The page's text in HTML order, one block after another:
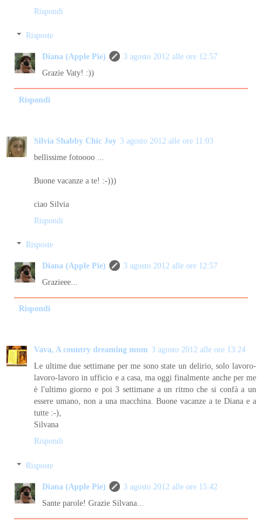
Rispondi
Risposte
Diana (Apple Pie)
3 agosto 2012 alle ore 12:57
Grazie Vaty! :))
Rispondi
Silvia Shabby Chic Joy 3 agosto 2012 alle ore 11:03
bellissime fotoooo ...
Buone vacanze a te! :-)))
ciao Silvia
Rispondi
Risposte
Diana (Apple Pie)
3 agosto 2012 alle ore 12:57
Grazieee...
Rispondi
Vava, A country dreaming mum 3 agosto 2012 alle ore 13:24
Le ultime due settimane per me sono state un delirio, solo lavoro-
lavoro-lavoro in ufficio e a casa, ma oggi finalmente anche per me
è l'ultimo giorno e poi 3 settimane a un ritmo che si confà a un
essere umano, non a una macchina. Buone vacanze a te Diana e a
tutte :-),
Silvana
Rispondi
Risposte
Diana (Apple Pie)
3 agosto 2012 alle ore 15:42
Sante parole! Grazie Silvana...